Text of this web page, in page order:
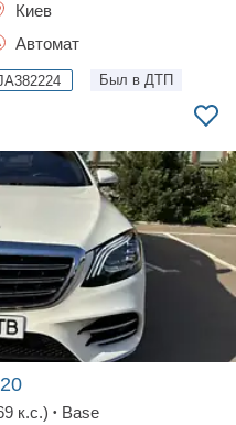
Киев
Автомат
Был в ДТП
к.с.) • Base